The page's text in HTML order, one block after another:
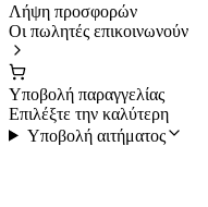
Λήψη προσφορών
Οι πωλητές επικοινωνούν
Υποβολή παραγγελίας
Επιλέξτε την καλύτερη
Υποβολή αιτήματος